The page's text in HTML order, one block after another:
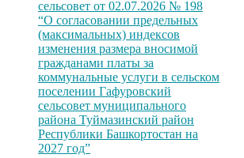
сельсовет от 02.07.2026 № 198
“О согласовании предельных
(максимальных) индексов
изменения размера вносимой
гражданами платы за
коммунальные услуги в сельском
поселении Гафуровский
сельсовет муниципального
района Туймазинский район
Республики Башкортостан на
2027 год”